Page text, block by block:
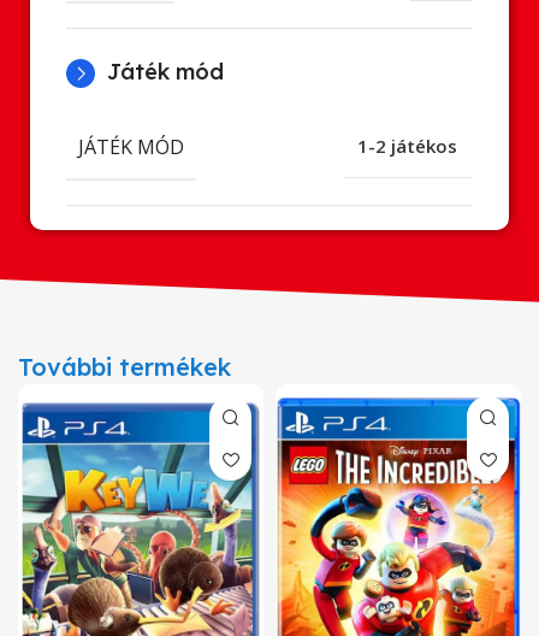
Játék mód
JÁTÉK MÓD 1-2 játékos
További termékek